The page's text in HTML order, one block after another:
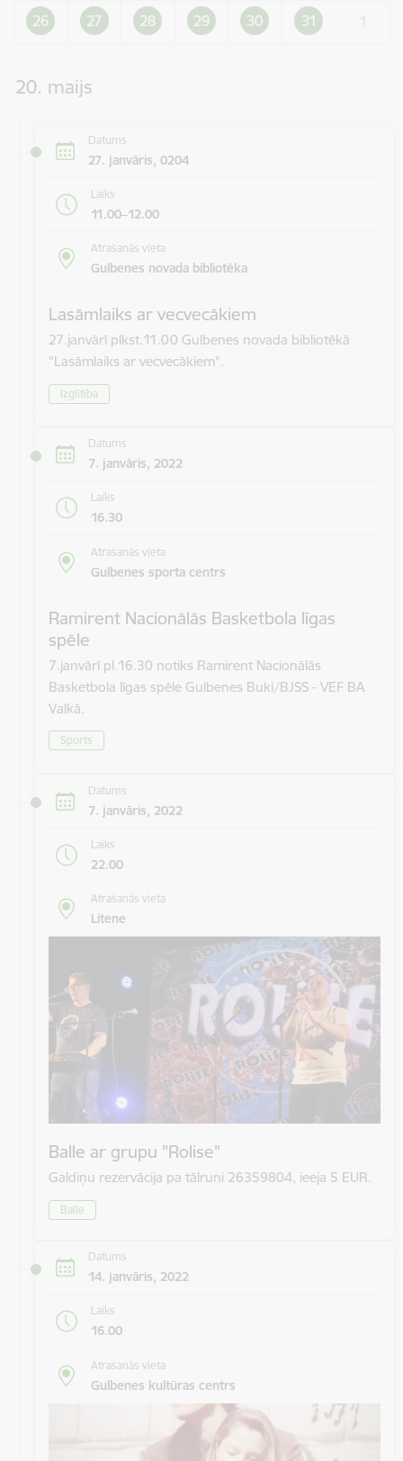
26 27 28 29 30 31
20. maijs
Datums
27. janvāris, 0204
Laiks
11.00–12.00
Atrašanās vieta
Gulbenes novada bibliotēka
Lasāmlaiks ar vecvecākiem
27.janvārī plkst.11.00 Gulbenes novada bibliotēkā
"Lasāmlaiks ar vecvecākiem".
Izglītība
Datums
7. janvāris, 2022
Laiks
16.30
Atrašanās vieta
Gulbenes sporta centrs
Ramirent Nacionālās Basketbola līgas
spēle
7.janvārī pl.16.30 notiks Ramirent Nacionālās
Basketbola līgas spēle Gulbenes Buki/BJSS - VEF BA
Valkā.
Sports
Datums
7. janvāris, 2022
Laiks
22.00
Atrašanās vieta
Litene
Balle ar grupu "Rolise"
Galdiņu rezervācija pa tālruni 26359804, ieeja 5 EUR.
Balle
Datums
14. janvāris, 2022
Laiks
16.00
Atrašanās vieta
Gulbenes kultūras centrs